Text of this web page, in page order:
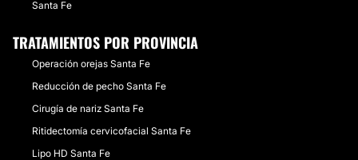
Santa Fe
TRATAMIENTOS POR PROVINCIA
Operación orejas Santa Fe
Reducción de pecho Santa Fe
Cirugía de nariz Santa Fe
Ritidectomía cervicofacial Santa Fe
Lipo HD Santa Fe